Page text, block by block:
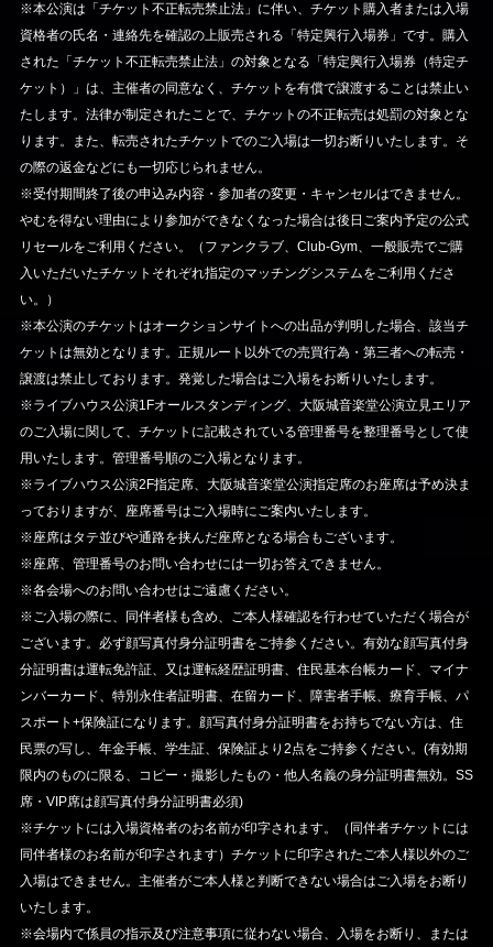
※本公演は「チケット不正転売禁止法」に伴い、チケット購入者または入場
資格者の氏名・連絡先を確認の上販売される「特定興行入場券」です。購入
された「チケット不正転売禁止法」の対象となる「特定興行入場券（特定チ
ケット）」は、主催者の同意なく、チケットを有償で譲渡することは禁止い
たします。法律が制定されたことで、チケットの不正転売は処罰の対象とな
ります。また、転売されたチケットでのご入場は一切お断りいたします。そ
の際の返金などにも一切応じられません。
※受付期間終了後の申込み内容・参加者の変更・キャンセルはできません。
やむを得ない理由により参加ができなくなった場合は後日ご案内予定の公式
リセールをご利用ください。（ファンクラブ、Club-Gym、一般販売でご購
入いただいたチケットそれぞれ指定のマッチングシステムをご利用くださ
い。）
※本公演のチケットはオークションサイトへの出品が判明した場合、該当チ
ケットは無効となります。正規ルート以外での売買行為・第三者への転売・
譲渡は禁止しております。発覚した場合はご入場をお断りいたします。
※ライブハウス公演1Fオールスタンディング、大阪城音楽堂公演立見エリア
のご入場に関して、チケットに記載されている管理番号を整理番号として使
用いたします。管理番号順のご入場となります。
※ライブハウス公演2F指定席、大阪城音楽堂公演指定席のお座席は予め決ま
っておりますが、座席番号はご入場時にご案内いたします。
※座席はタテ並びや通路を挟んだ座席となる場合もございます。
※座席、管理番号のお問い合わせには一切お答えできません。
※各会場へのお問い合わせはご遠慮ください。
※ご入場の際に、同伴者様も含め、ご本人様確認を行わせていただく場合が
ございます。必ず顔写真付身分証明書をご持参ください。有効な顔写真付身
分証明書は運転免許証、又は運転経歴証明書、住民基本台帳カード、マイナ
ンバーカード、特別永住者証明書、在留カード、障害者手帳、療育手帳、パ
スポート+保険証になります。顔写真付身分証明書をお持ちでない方は、住
民票の写し、年金手帳、学生証、保険証より2点をご持参ください。(有効期
限内のものに限る、コピー・撮影したもの・他人名義の身分証明書無効。SS
席・VIP席は顔写真付身分証明書必須)
※チケットには入場資格者のお名前が印字されます。（同伴者チケットには
同伴者様のお名前が印字されます）チケットに印字されたご本人様以外のご
入場はできません。主催者がご本人様と判断できない場合はご入場をお断り
いたします。
※会場内で係員の指示及び注意事項に従わない場合、入場をお断り、または